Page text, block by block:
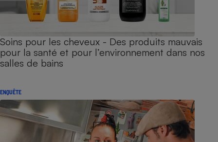
Soins pour les cheveux - Des produits mauvais
pour la santé et pour l’environnement dans nos
salles de bains
ENQUÊTE